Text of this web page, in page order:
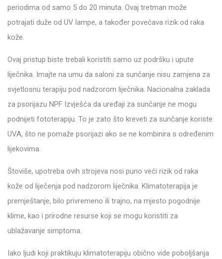
periodima od samo 5 do 20 minuta. Ovaj tretman može
potrajati duže od UV lampe, a također povećava rizik od raka
kože.
Ovaj pristup biste trebali koristiti samo uz podršku i upute
liječnika. Imajte na umu da saloni za sunčanje nisu zamjena za
svjetlosnu terapiju pod nadzorom liječnika. Nacionalna zaklada
za psorijazu NPF Izvješća da uređaji za sunčanje ne mogu
podnijeti fototerapiju. To je zato što kreveti za sunčanje koriste
UVA, što ne pomaže psorijazi ako se ne kombinira s određenim
lijekovima.
Štoviše, upotreba ovih strojeva nosi puno veći rizik od raka
kože od liječenja pod nadzorom liječnika. Klimatoterapija je
premještanje, bilo privremeno ili trajno, na mjesto pogodnije
klime, kao i prirodne resurse koji se mogu koristiti za
ublažavanje simptoma.
Iako ljudi koji praktikuju klimatoterapiju obično vide poboljšanja